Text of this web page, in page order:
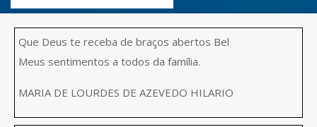
Que Deus te receba de braços abertos Bel
Meus sentimentos a todos da família.
MARIA DE LOURDES DE AZEVEDO HILARIO